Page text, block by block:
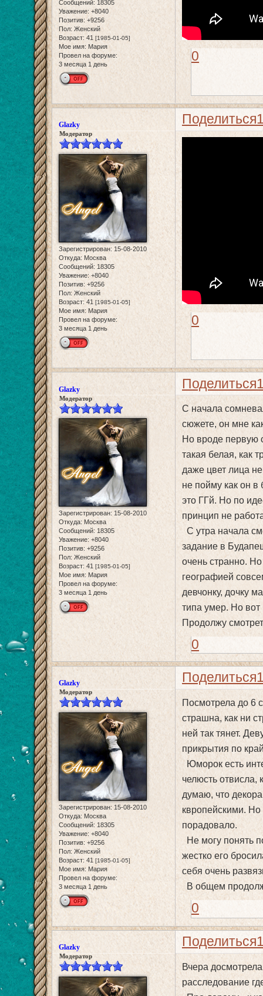
Сообщений: 18305
Уважение: +8040
Позитив: +9256
Пол: Женский
Возраст: 41 [1985-01-05]
Мое имя: Мария
Провел на форуме:
3 месяца 1 день
0
Поделиться
Glazky
Модератор
Зарегистрирован: 15-08-2010
Откуда: Москва
Сообщений: 18305
Уважение: +8040
Позитив: +9256
Пол: Женский
Возраст: 41 [1985-01-05]
Мое имя: Мария
Провел на форуме:
3 месяца 1 день
0
Поделиться
Glazky
Модератор
Зарегистрирован: 15-08-2010
Откуда: Москва
Сообщений: 18305
Уважение: +8040
Позитив: +9256
Пол: Женский
Возраст: 41 [1985-01-05]
Мое имя: Мария
Провел на форуме:
3 месяца 1 день
С начала
сюжете, он мне
Но вроде первую
такая белая, как
даже цвет лица
не пойму как он
это ГГй. Но по
принцип не
С утра начала
задание в
очень странно.
географией
девчонку, дочку
типа умер. Но вот
Продолжу
0
Поделиться
Glazky
Модератор
Зарегистрирован: 15-08-2010
Откуда: Москва
Сообщений: 18305
Уважение: +8040
Позитив: +9256
Пол: Женский
Возраст: 41 [1985-01-05]
Мое имя: Мария
Провел на форуме:
3 месяца 1 день
Посмотрела до 6
страшна, как ни
ней так тянет.
прикрытия по
Юморок есть
челюсть
думаю, что
квропейскими.
порадовало.
Не могу понять
жестко его
себя очень
В общем
0
Поделиться
Glazky
Модератор
Вчера
расследование